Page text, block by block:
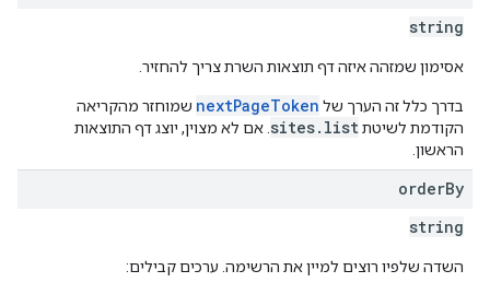
string
אסימון שמזהה איזה דף תוצאות השרת צריך להחזיר.
בדרך כלל זה הערך של nextPageToken שמוחזר מהקריאה
הקודמת לשיטתsites.list . אם לא מצוין, יוצג דף התוצאות
הראשון.
orderBy
string
השדה שלפיו רוצים למיין את הרשימה. ערכים קבילים: